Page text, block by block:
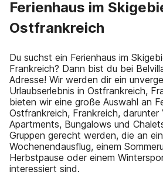
Ferienhaus im
Ostfrankreich
Du suchst ein Ferienhaus im
Frankreich? Dann bist du bei
Adresse! Wir werden dir ein
Urlaubserlebnis in Ostfrankreich,
bieten wir eine große Auswahl an
Ostfrankreich, Frankreich, darunter
Apartments, Bungalows und
Gruppen gerecht werden, die an
Wochenendausflug, einem
Herbstpause oder einem
interessiert sind.